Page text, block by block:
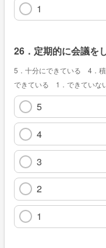
1
26．定期的に会議を
5．十分にできている 4．
できている 1．できていな
5
4
3
2
1